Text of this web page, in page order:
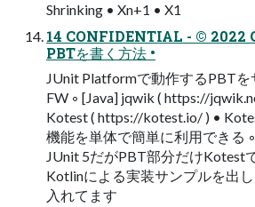
Shrinking • Xn+1 • X1
14 CONFIDENTIAL - © 2022
PBTを書く方法 •
JUnit Platformで動作するPBTを
FW ◦ [Java] jqwik ( https://
Kotest ( https://kotest.io/ ) •
機能を単体で簡単に利用できる
JUnit 5だがPBT部分だけKotest
Kotlinによる実装サンプルを出
入れてます